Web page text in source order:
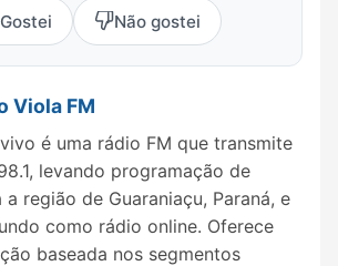
Gostei Não gostei
Viola FM
é uma rádio FM que transmite
levando programação de
região de Guaraniaçu, Paraná, e
como rádio online. Oferece
baseada nos segmentos